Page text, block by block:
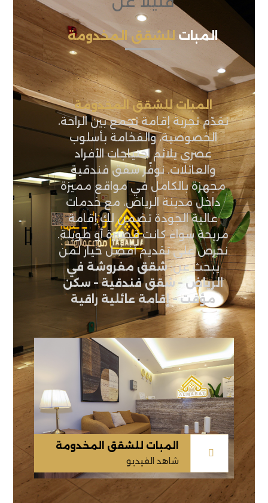
المبات للشقق المخدومة
المبات للشقق المخدومة
نقدّم تجربة إقامة تجمع بين الراحة،
الخصوصية، والفخامة بأسلوب
عصري يلائم احتياجات الأفراد
والعائلات. نوفّر شقق فندقية
مجهزة بالكامل في مواقع مميزة
داخل مدينة الرياض، مع خدمات
عالية الجودة تضمن لك إقامة
مريحة سواء كانت قصيرة أو طويلة.
نحرص على تقديم أفضل خيار لمن
يبحث عن:شقق مفروشة في
الرياض – شقق فندقية – سكن
مؤقت – إقامة عائلية راقية
المبات للشقق المخدومة
شاهد الفيديو